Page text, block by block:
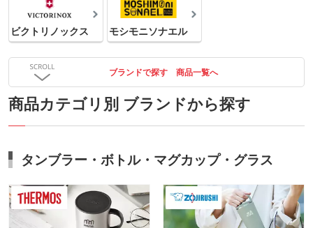
ビクトリノックス モシモニソナエル
ブランドで探す 商品一覧へ
商品カテゴリ別 ブランドから探す
タンブラー・ボトル・マグカップ・グラス